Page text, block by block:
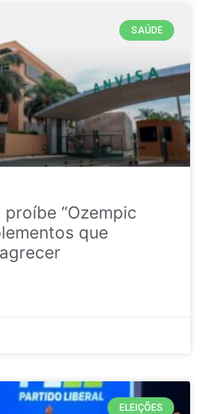
SAÚDE
“Ozempic
que
ELEIÇÕES